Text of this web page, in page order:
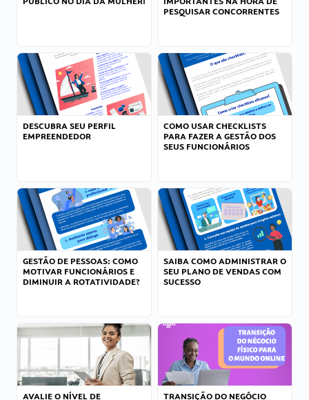
PESQUISAR CONCORRENTES
DESCUBRA SEU PERFIL
EMPREENDEDOR
COMO USAR CHECKLISTS
PARA FAZER A GESTÃO DOS
SEUS FUNCIONÁRIOS
GESTÃO DE PESSOAS: COMO
MOTIVAR FUNCIONÁRIOS E
DIMINUIR A ROTATIVIDADE?
SAIBA COMO ADMINISTRAR O
SEU PLANO DE VENDAS COM
SUCESSO
AVALIE O NÍVEL DE
TRANSIÇÃO DO NEGÓCIO